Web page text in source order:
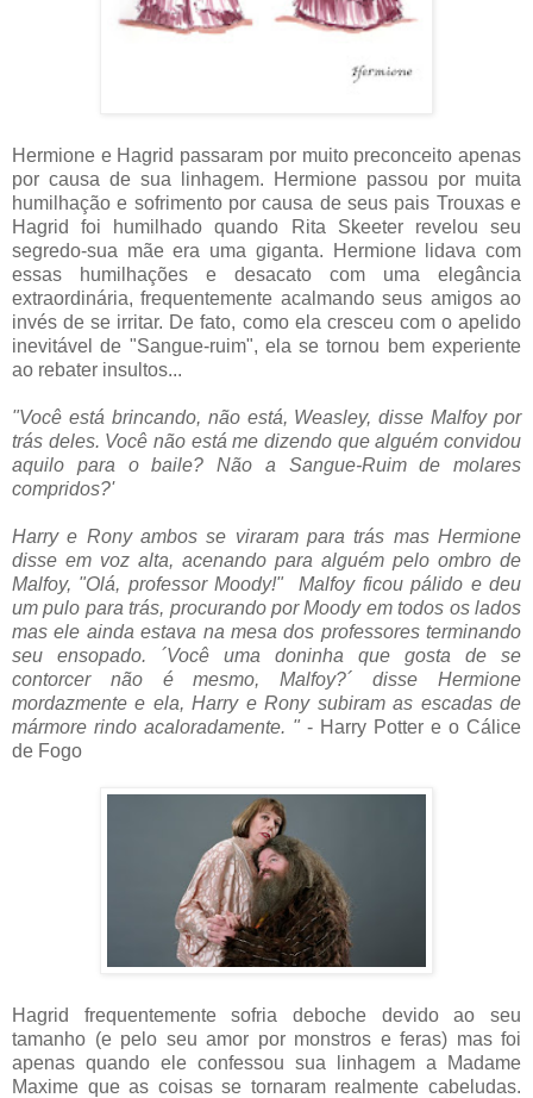
Hermione e Hagrid passaram por muito preconceito apenas
por causa de sua linhagem. Hermione passou por muita
humilhação e sofrimento por causa de seus pais Trouxas e
Hagrid foi humilhado quando Rita Skeeter revelou seu
segredo-sua mãe era uma giganta. Hermione lidava com
essas humilhações e desacato com uma elegância
extraordinária, frequentemente acalmando seus amigos ao
invés de se irritar. De fato, como ela cresceu com o apelido
inevitável de "Sangue-ruim", ela se tornou bem experiente
ao rebater insultos...
"Você está brincando, não está, Weasley, disse Malfoy por
trás deles. Você não está me dizendo que alguém convidou
aquilo para o baile? Não a Sangue-Ruim de molares
compridos?'
Harry e Rony ambos se viraram para trás mas Hermione
disse em voz alta, acenando para alguém pelo ombro de
Malfoy, "Olá, professor Moody!" Malfoy ficou pálido e deu
um pulo para trás, procurando por Moody em todos os lados
mas ele ainda estava na mesa dos professores terminando
seu ensopado. ´Você uma doninha que gosta de se
contorcer não é mesmo, Malfoy?´ disse Hermione
mordazmente e ela, Harry e Rony subiram as escadas de
mármore rindo acaloradamente. " - Harry Potter e o Cálice
de Fogo
Hagrid frequentemente sofria deboche devido ao seu
tamanho (e pelo seu amor por monstros e feras) mas foi
apenas quando ele confessou sua linhagem a Madame
Maxime que as coisas se tornaram realmente cabeludas.